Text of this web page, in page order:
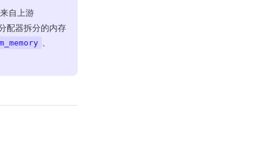
自上游
配器拆分的内存